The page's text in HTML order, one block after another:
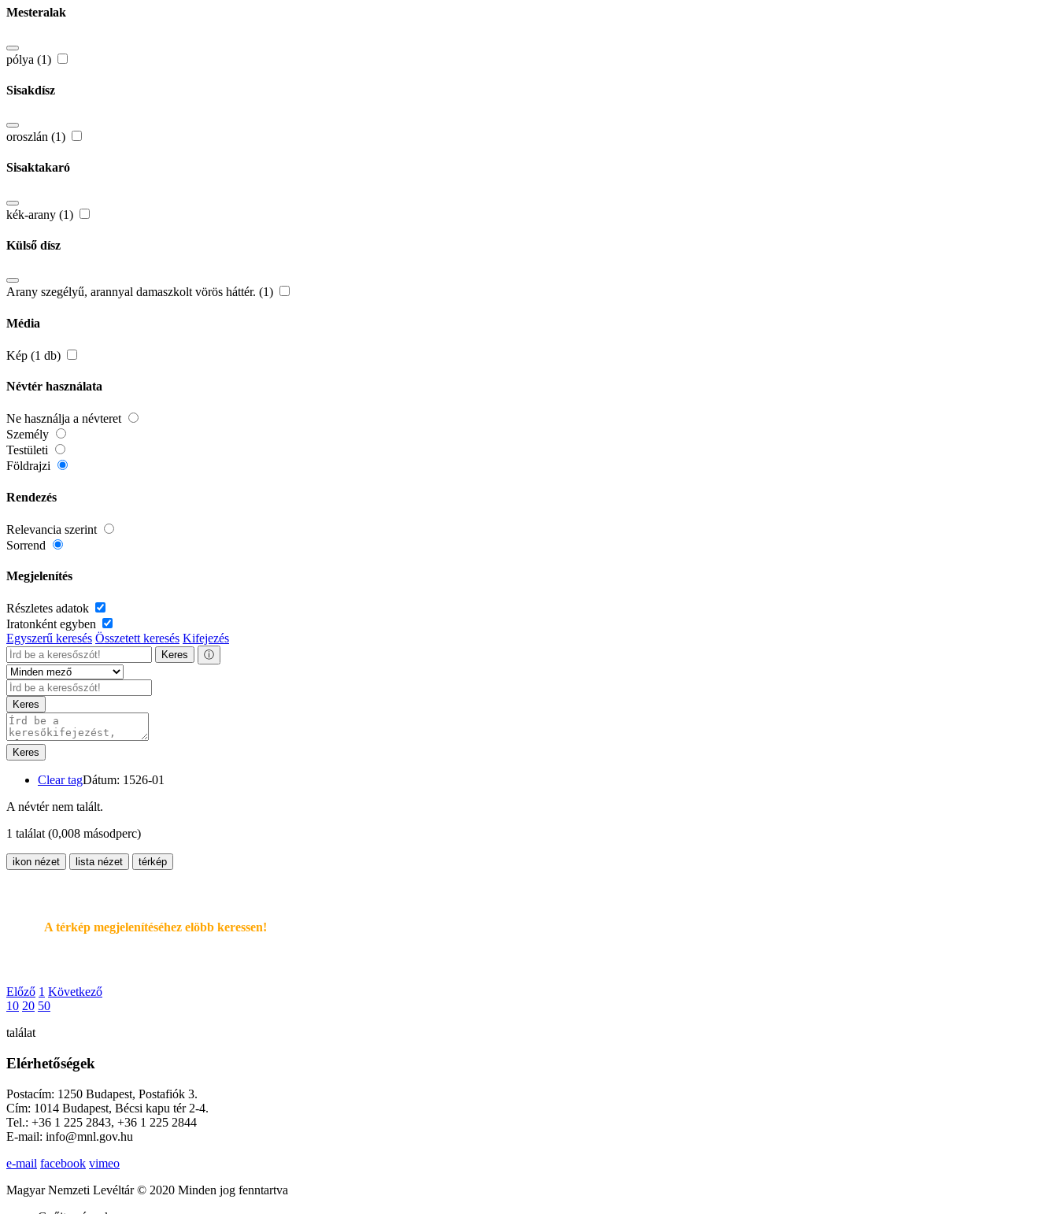
Mesteralak
pólya (1)
Sisakdísz
oroszlán (1)
Sisaktakaró
kék-arany (1)
Külső dísz
Arany szegélyű, arannyal damaszkolt vörös háttér. (1)
Média
Kép (1 db)
Névtér használata
Ne használja a névteret
Személy
Testületi
Földrajzi
Rendezés
Relevancia szerint
Sorrend
Megjelenítés
Részletes adatok
Iratonként egyben
Egyszerű keresés Összetett keresés Kifejezés
Keres ⓘ
Keres
Keres
Clear tagDátum: 1526-01
A névtér nem talált.
1 találat(0,008 másodperc)
ikon nézet lista nézet térkép
A térkép megjelenítéséhez elöbb keressen!
Előző 1 Következő
10 20 50
találat
Elérhetőségek
Postacím: 1250 Budapest, Postafiók 3.
Cím: 1014 Budapest, Bécsi kapu tér 2-4.
Tel.: +36 1 225 2843, +36 1 225 2844
E-mail: info@mnl.gov.hu
e-mail facebook vimeo
Magyar Nemzeti Levéltár © 2020 Minden jog fenntartva